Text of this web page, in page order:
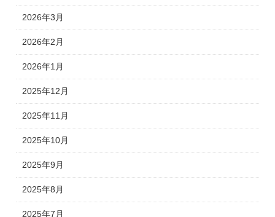
2026年3月
2026年2月
2026年1月
2025年12月
2025年11月
2025年10月
2025年9月
2025年8月
2025年7月